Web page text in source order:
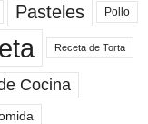
Pasteles Pollo
Receta de Torta
Cocina